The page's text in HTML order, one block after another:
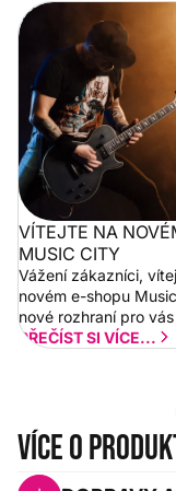
Vítejte na novém
City
VÍTEJTE NA
MUSIC CITY
Vážení zákazníci,
novém e-shopu
nové rozhraní pro
a rychlejší. Postupně
PŘEČÍST SI VÍCE...
Více o